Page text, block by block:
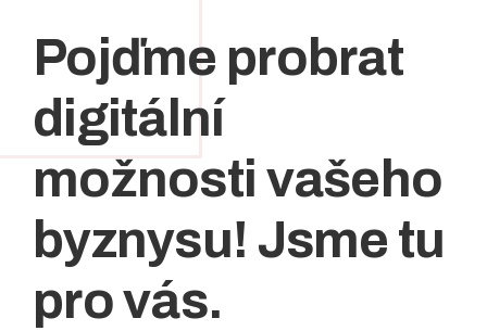
Pojďme probrat
digitální
možnosti vašeho
byznysu! Jsme tu
pro vás.